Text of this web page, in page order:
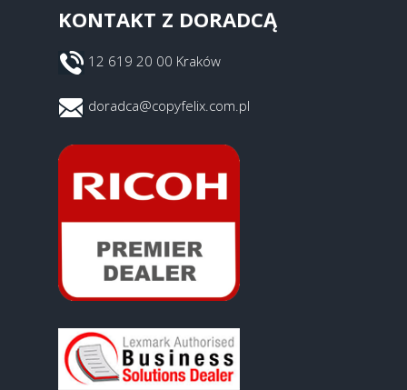
KONTAKT Z DORADCĄ
12 619 20 00 Kraków
doradca@copyfelix.com.pl